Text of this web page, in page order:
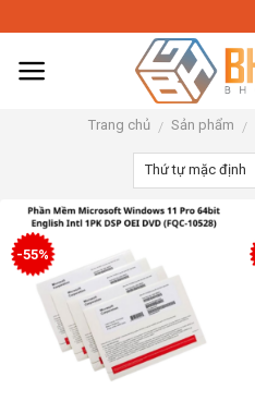
content
Trang chủ / Sản phẩm /
-55%